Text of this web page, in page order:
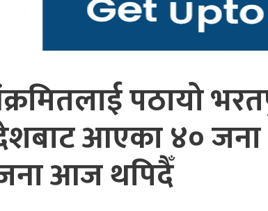
पठायो
आएका ४० जना
जना आज थपिदैँ